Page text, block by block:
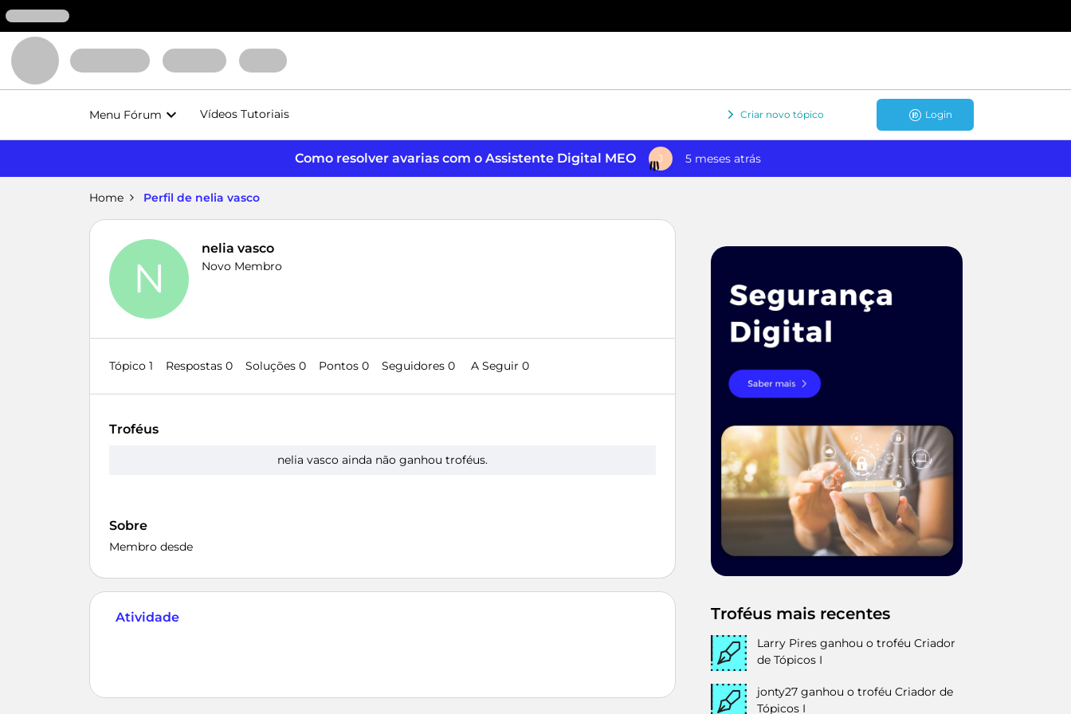
Menu Fórum Vídeos Tutoriais Criar novo tópico Login
Como resolver avarias com o Assistente Digital MEO J 5 meses atrás
Home Perfil de nelia vasco
N
nelia vasco
Novo Membro
Tópico 1 Respostas 0 Soluções 0 Pontos 0 Seguidores 0 A Seguir 0
Troféus
nelia vasco ainda não ganhou troféus.
Sobre
Membro desde
Atividade Troféus mais recentes
Larry Pires ganhou o troféu Criador
de Tópicos I
jonty27 ganhou o troféu Criador de
Tópicos I